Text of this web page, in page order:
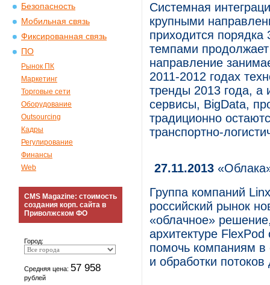
Безопасность
Мобильная связь
Фиксированная связь
ПО
Рынок ПК
Маркетинг
Торговые сети
Оборудование
Outsourcing
Кадры
Регулирование
Финансы
Web
CMS Magazine: стоимость
создания корп. сайта в
Приволжском ФО
Город:
Средняя цена: 57 958
рублей
Системная
крупными
приходится
темпами продолжает
направление
2011-2012 годах
тренды 2013 года,
сервисы, BigData,
традиционно
транспортно-
27.11.2013
Группа компаний
российский рынок
«облачное»
архитектуре
помочь компаниям в
и обработки